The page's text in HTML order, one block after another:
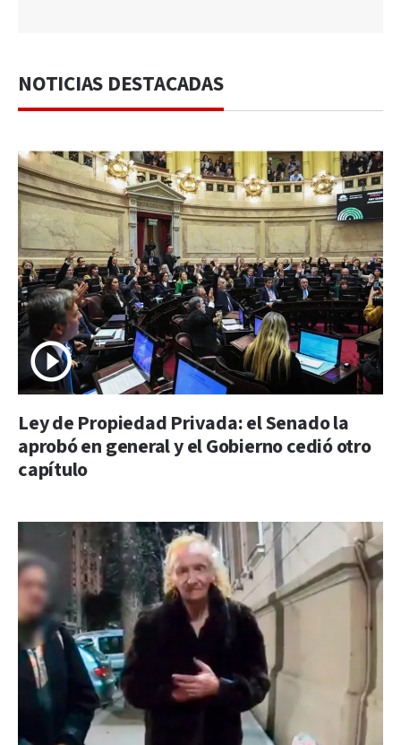
NOTICIAS DESTACADAS
Ley de Propiedad Privada: el Senado la
aprobó en general y el Gobierno cedió otro
capítulo